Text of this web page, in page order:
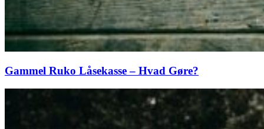
Gammel Ruko Låsekasse – Hvad Gøre?